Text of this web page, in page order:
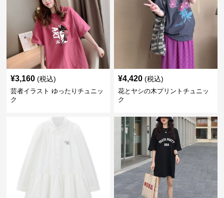
¥3,160 (税込)
芸者イラスト ゆったりチュニッ
ク
¥4,420 (税込)
花とヤシの木プリントチュニッ
ク